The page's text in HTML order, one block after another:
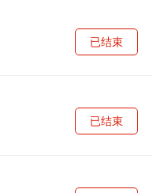
已结束
已结束